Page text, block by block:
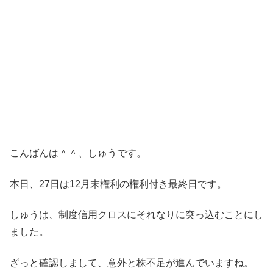
こんばんは＾＾、しゅうです。
本日、27日は12月末権利の権利付き最終日です。
しゅうは、制度信用クロスにそれなりに突っ込むことにし
ました。
ざっと確認しまして、意外と株不足が進んでいますね。